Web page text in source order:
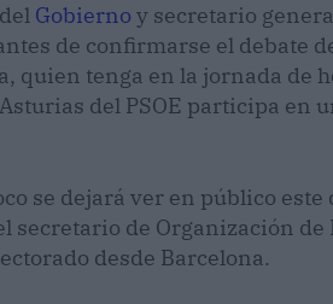
Gobierno y secretario
de confirmarse el debate
quien tenga en la jornada de
del PSOE participa en
se dejará ver en público
secretario de Organización
desde Barcelona.